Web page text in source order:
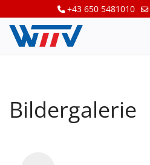
+43 650 5481010
Bildergalerie